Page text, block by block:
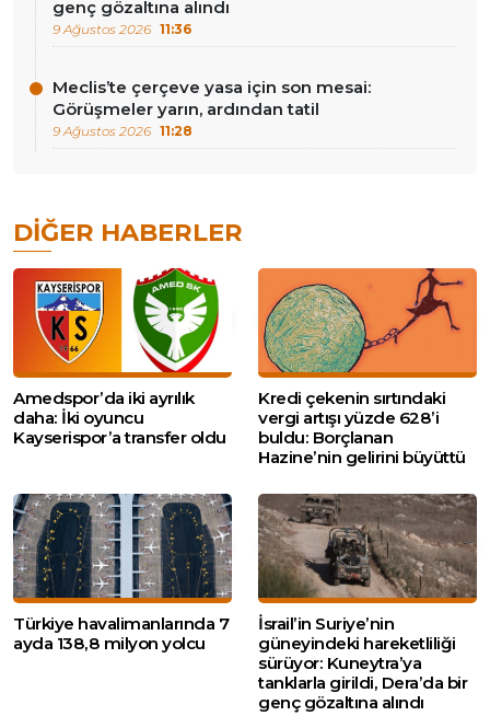
genç gözaltına alındı
9 Ağustos 2026 11:36
Meclis’te çerçeve yasa için son mesai:
Görüşmeler yarın, ardından tatil
9 Ağustos 2026 11:28
DIĞER HABERLER
Amedspor’da iki ayrılık
daha: İki oyuncu
Kayserispor’a transfer oldu
Kredi çekenin sırtındaki
vergi artışı yüzde 628’i
buldu: Borçlanan
Hazine’nin gelirini büyüttü
Türkiye havalimanlarında 7
ayda 138,8 milyon yolcu
İsrail’in Suriye’nin
güneyindeki hareketliliği
sürüyor: Kuneytra’ya
tanklarla girildi, Dera’da bir
genç gözaltına alındı